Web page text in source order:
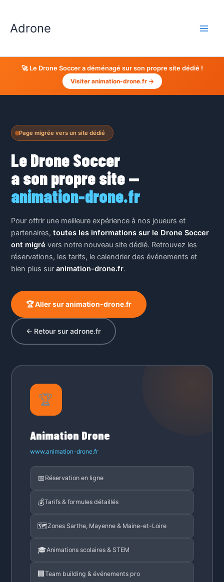
contenu
Adrone
🚀 Le Drone Soccer a déménagé sur son propre site dédié !
Visiter animation-drone.fr →
Page migrée vers un site dédié
Le Drone Soccer
a son propre site —
animation-drone.fr
Pour offrir une meilleure expérience à nos joueurs et
partenaires,toutes les informations sur le Drone Soccer
ont migré vers notre nouveau site dédié. Retrouvez les
réservations, les tarifs, le calendrier des événements et
bien plus suranimation-drone.fr.
🏆 Aller sur animation-drone.fr
← Retour sur adrone.fr
🏆
Animation Drone
www.animation-drone.fr
📅 Réservation en ligne
💰Tarifs & formules détaillés
🗺️Zones Sarthe, Mayenne & Maine-et-Loire
🎓Animations scolaires & STEM
🏢 Team building & événements pro